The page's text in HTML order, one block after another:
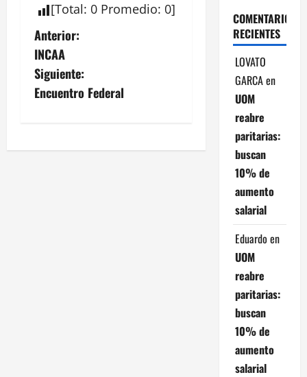
[Total: 0 Promedio: 0]
N
a
v
g
Anterior:
INCAA
Siguiente:
Encuentro Federal
COMENTARIOS
RECIENTES
LOVATO
GARCAen
UOM
reabre
paritarias:
buscan
10% de
aumento
salarial
Eduardo en
UOM
reabre
paritarias:
buscan
10% de
aumento
salarial